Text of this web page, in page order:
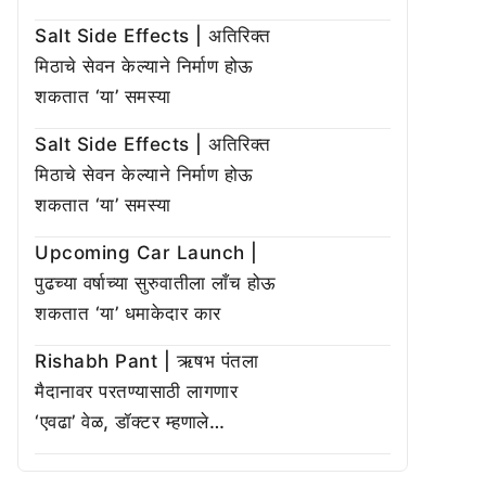
Salt Side Effects | अतिरिक्त
मिठाचे सेवन केल्याने निर्माण होऊ
शकतात ‘या’ समस्या
Salt Side Effects | अतिरिक्त
मिठाचे सेवन केल्याने निर्माण होऊ
शकतात ‘या’ समस्या
Upcoming Car Launch |
पुढच्या वर्षाच्या सुरुवातीला लाँच होऊ
शकतात ‘या’ धमाकेदार कार
Rishabh Pant | ऋषभ पंतला
मैदानावर परतण्यासाठी लागणार
‘एवढा’ वेळ, डॉक्टर म्हणाले…